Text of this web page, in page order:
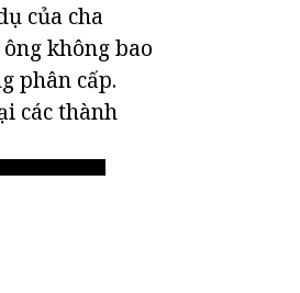
của cha
không bao
phân cấp.
các thành